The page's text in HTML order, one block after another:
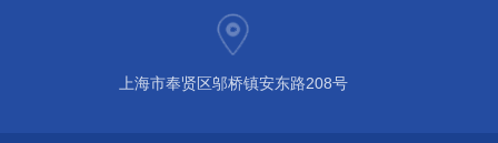
上海市奉贤区邬桥镇安东路208号